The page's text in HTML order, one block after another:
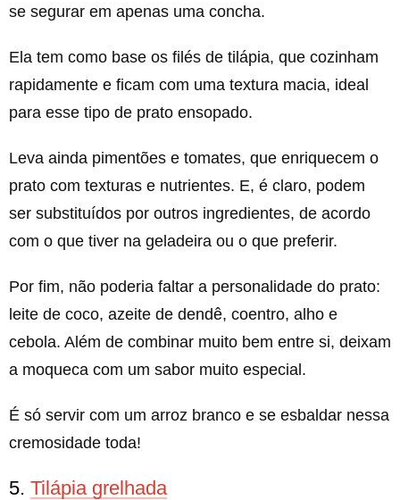
se segurar em apenas uma concha.
Ela tem como base os filés de tilápia, que cozinham
rapidamente e ficam com uma textura macia, ideal
para esse tipo de prato ensopado.
Leva ainda pimentões e tomates, que enriquecem o
prato com texturas e nutrientes. E, é claro, podem
ser substituídos por outros ingredientes, de acordo
com o que tiver na geladeira ou o que preferir.
Por fim, não poderia faltar a personalidade do prato:
leite de coco, azeite de dendê, coentro, alho e
cebola. Além de combinar muito bem entre si, deixam
a moqueca com um sabor muito especial.
É só servir com um arroz branco e se esbaldar nessa
cremosidade toda!
5. Tilápia grelhada